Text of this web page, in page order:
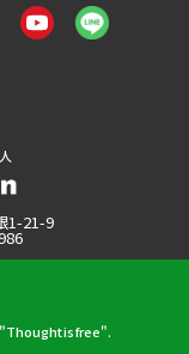
1-21-9
Thought is free".